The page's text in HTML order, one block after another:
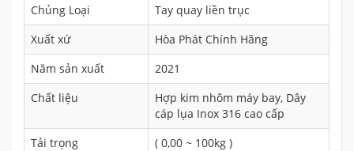
Chủng Loại
Tay quay liền trục
Xuất xứ
Hòa Phát Chính Hãng
Năm sản xuất
2021
Chất liệu
Hợp kim nhôm máy bay, Dây
cáp lụa Inox 316 cao cấp
Tải trọng
( 0,00 ~ 100kg )